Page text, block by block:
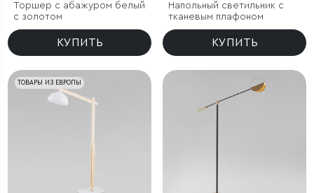
Торшер с абажуром белый
с золотом
КУПИТЬ
Напольный светильник с
тканевым плафоном
КУПИТЬ
ТОВАРЫ ИЗ ЕВРОПЫ